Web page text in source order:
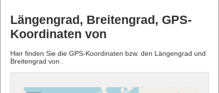
Längengrad, Breitengrad, GPS-
Koordinaten von
Hier finden Sie die GPS-Koordinaten bzw. den Längengrad und
Breitengrad von .